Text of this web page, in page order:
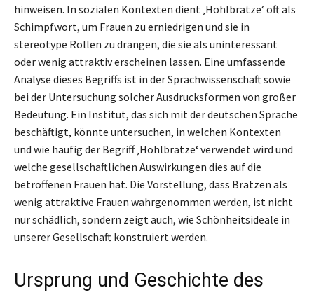
hinweisen. In sozialen Kontexten dient ‚Hohlbratze‘ oft als
Schimpfwort, um Frauen zu erniedrigen und sie in
stereotype Rollen zu drängen, die sie als uninteressant
oder wenig attraktiv erscheinen lassen. Eine umfassende
Analyse dieses Begriffs ist in der Sprachwissenschaft sowie
bei der Untersuchung solcher Ausdrucksformen von großer
Bedeutung. Ein Institut, das sich mit der deutschen Sprache
beschäftigt, könnte untersuchen, in welchen Kontexten
und wie häufig der Begriff ‚Hohlbratze‘ verwendet wird und
welche gesellschaftlichen Auswirkungen dies auf die
betroffenen Frauen hat. Die Vorstellung, dass Bratzen als
wenig attraktive Frauen wahrgenommen werden, ist nicht
nur schädlich, sondern zeigt auch, wie Schönheitsideale in
unserer Gesellschaft konstruiert werden.
Ursprung und Geschichte des